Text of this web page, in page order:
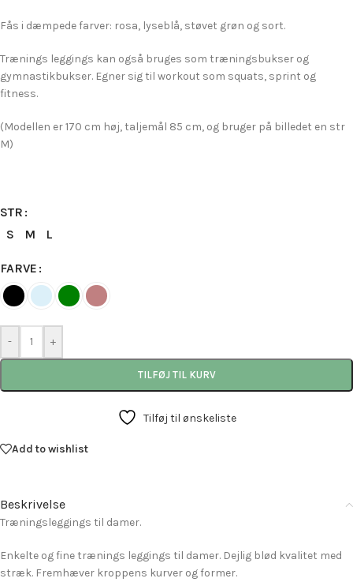
Fås i dæmpede farver: rosa, lyseblå, støvet grøn og sort.
Trænings leggings kan også bruges som træningsbukser og
gymnastikbukser. Egner sig til workout som squats, sprint og
fitness.
(Modellen er 170 cm høj, taljemål 85 cm, og bruger på billedet en str
M)
STR
S
M L
FARVE
- +
TILFØJ TIL KURV
Tilføj til ønskeliste
Add to wishlist
Beskrivelse
Træningsleggings til damer.
Enkelte og fine trænings leggings til damer. Dejlig blød kvalitet med
stræk. Fremhæver kroppens kurver og former.